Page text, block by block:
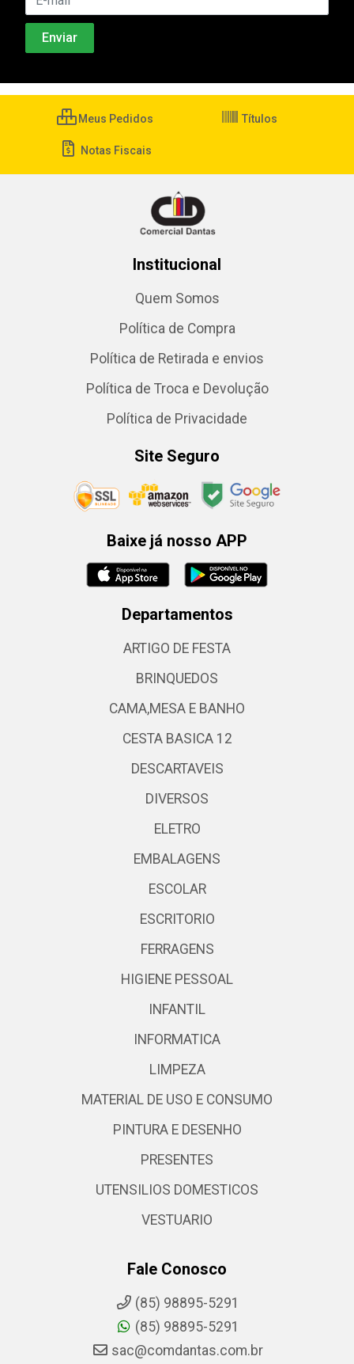
Meus Pedidos Títulos
Notas Fiscais
Institucional
Quem Somos
Política de Compra
Política de Retirada e envios
Política de Troca e Devolução
Política de Privacidade
Site Seguro
Baixe já nosso APP
Departamentos
ARTIGO DE FESTA
BRINQUEDOS
CAMA,MESA E BANHO
CESTA BASICA 12
DESCARTAVEIS
DIVERSOS
ELETRO
EMBALAGENS
ESCOLAR
ESCRITORIO
FERRAGENS
HIGIENE PESSOAL
INFANTIL
INFORMATICA
LIMPEZA
MATERIAL DE USO E CONSUMO
PINTURA E DESENHO
PRESENTES
UTENSILIOS DOMESTICOS
VESTUARIO
Fale Conosco
(85) 98895-5291
(85) 98895-5291
sac@comdantas.com.br